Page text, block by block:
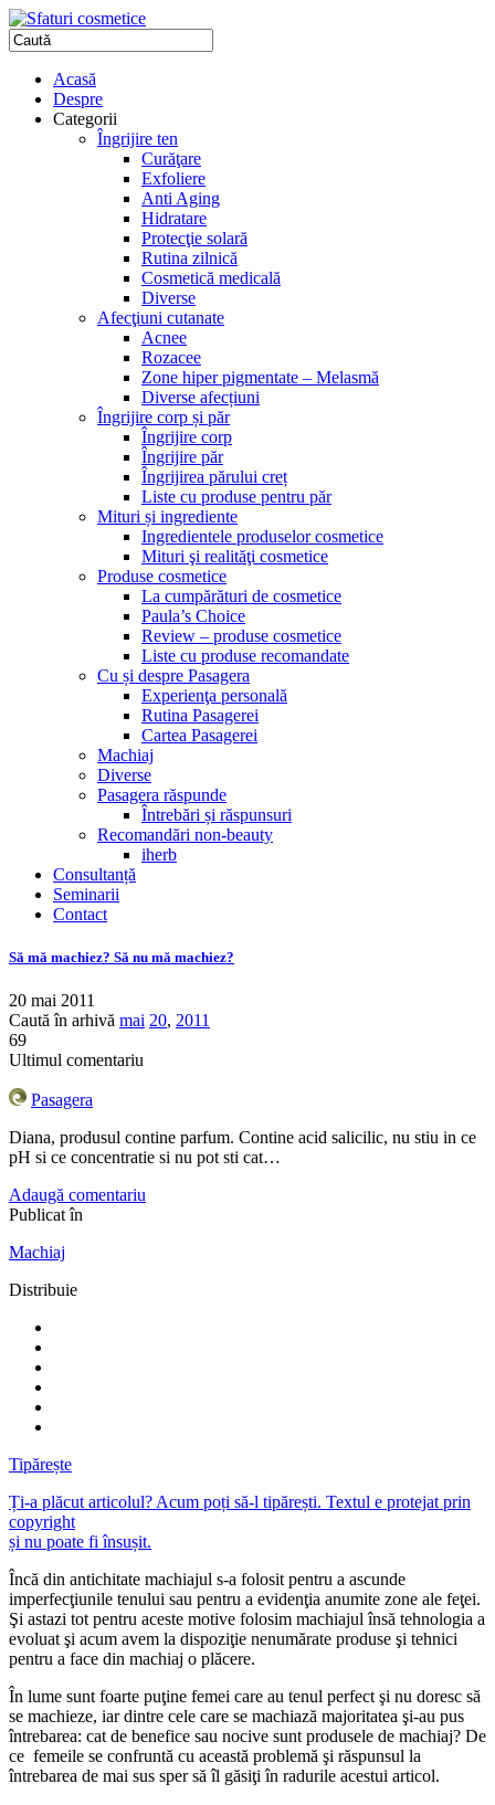
Acasă
Despre
Categorii
Îngrijire ten
Curăţare
Exfoliere
Anti Aging
Hidratare
Protecţie solară
Rutina zilnică
Cosmetică medicală
Diverse
Afecţiuni cutanate
Acnee
Rozacee
Zone hiper pigmentate – Melasmă
Diverse afecțiuni
Îngrijire corp și păr
Îngrijire corp
Îngrijire păr
Îngrijirea părului creț
Liste cu produse pentru păr
Mituri și ingrediente
Ingredientele produselor cosmetice
Mituri şi realităţi cosmetice
Produse cosmetice
La cumpărături de cosmetice
Paula’s Choice
Review – produse cosmetice
Liste cu produse recomandate
Cu și despre Pasagera
Experienţa personală
Rutina Pasagerei
Cartea Pasagerei
Machiaj
Diverse
Pasagera răspunde
Întrebări și răspunsuri
Recomandări non-beauty
iherb
Consultanță
Seminarii
Contact
Să mă machiez? Să nu mă machiez?
20 mai 2011
Caută în arhivă mai 20, 2011
69
Ultimul comentariu
Pasagera
Diana, produsul contine parfum. Contine acid salicilic, nu stiu in ce
pH si ce concentratie si nu pot sti cat…
Adaugă comentariu
Publicat în
Machiaj
Distribuie
Tipărește
Ți-a plăcut articolul? Acum poți să-l tipărești. Textul e protejat prin
copyright
și nu poate fi însușit.
Încă din antichitate machiajul s-a folosit pentru a ascunde
imperfecţiunile tenului sau pentru a evidenţia anumite zone ale feţei.
Şi astazi tot pentru aceste motive folosim machiajul însă tehnologia a
evoluat şi acum avem la dispoziţie nenumărate produse şi tehnici
pentru a face din machiaj o plăcere.
În lume sunt foarte puţine femei care au tenul perfect şi nu doresc să
se machieze, iar dintre cele care se machiază majoritatea şi-au pus
întrebarea: cat de benefice sau nocive sunt produsele de machiaj? De
ce femeile se confruntă cu această problemă şi răspunsul la
întrebarea de mai sus sper să îl găsiţi în radurile acestui articol.